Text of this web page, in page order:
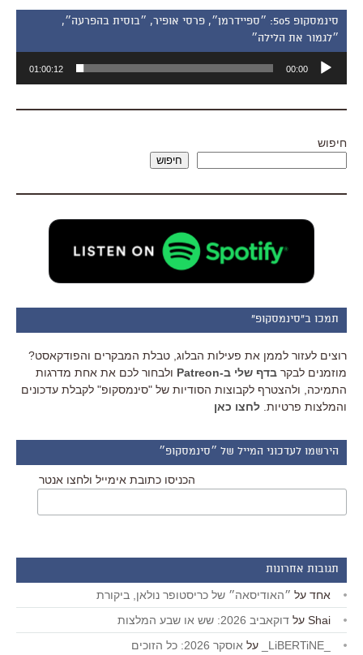
סינמסקופ 505: ״ספיידרמן״, פרסי אופיר, ״בוסית בהפרעה״,
״לגמור את הלילה״
אודיו
00:00
01:00:12
חיפוש
חיפוש
תמכו ב"סינמסקופ"
רוצים לעזור לממן את פעילות הבלוג, טבלת המבקרים והפודקאסט?
מוזמנים לבקר בדף שלי ב-Patreon
ולבחור לכם את אחת מדרגות
התמיכה, ולהצטרף לקבוצות הסודיות של "סינמסקופ" לקבלת עדכונים
והמלצות פרטיות. לחצו כאן
הירשמו לעדכוני המייל של ״סינמסקופ״
הכניסו כתובת אימייל ולחצו אנטר
תגובות אחרונות
אחד על ״האודיסאה״ של כריסטופר נולאן, ביקורת
Shai על דוקאביב 2026: שש או שבע המלצות
על אוסקר 2026: כל הזוכים